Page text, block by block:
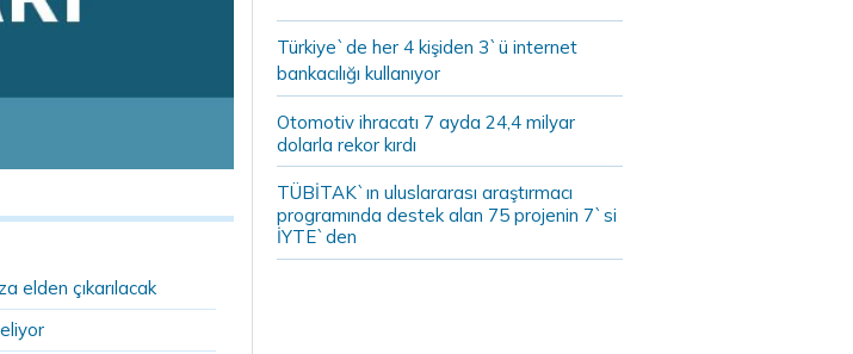
elden çıkarılacak
Türkiye`de her 4 kişiden 3`ü internet
bankacılığı kullanıyor
Otomotiv ihracatı 7 ayda 24,4 milyar
dolarla rekor kırdı
TÜBİTAK`ın uluslararası araştırmacı
programında destek alan 75 projenin 7`si
İYTE`den